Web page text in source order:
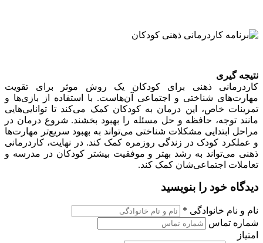
نتیجه گیری
کاردرمانی ذهنی برای کودکان یک روش موثر برای تقویت
مهارت‌های شناختی و اجتماعی آن‌هاست. با استفاده از بازی‌ها و
تمرینات خاص، این درمان به کودکان کمک می‌کند تا توانایی‌هایی
مانند توجه، حافظه و حل مسئله را بهبود بخشند. شروع درمان در
مراحل ابتدایی مشکلات شناختی می‌تواند به بهبود سریع‌تر مهارت‌ها
و عملکرد کودک در زندگی روزمره کمک کند. در نهایت، کاردرمانی
ذهنی می‌تواند به رشد بهتر و موفقیت بیشتر کودکان در مدرسه و
تعاملات اجتماعی‌شان کمک کند.
دیدگاه خود را بنویسید
نام و نام خانوادگی *
شماره تماس
امتیاز